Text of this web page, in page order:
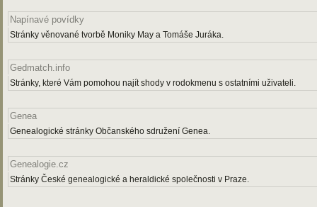
Napínavé povídky
Stránky věnované tvorbě Moniky May a Tomáše Juráka.
Gedmatch.info
Stránky, které Vám pomohou najít shody v rodokmenu s ostatními uživateli.
Genea
Genealogické stránky Občanského sdružení Genea.
Genealogie.cz
Stránky České genealogické a heraldické společnosti v Praze.